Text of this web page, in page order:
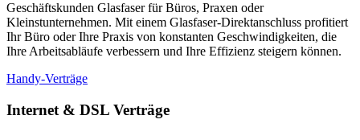
Geschäftskunden Glasfaser für Büros, Praxen oder
Kleinstunternehmen. Mit einem Glasfaser-Direktanschluss profitiert
Ihr Büro oder Ihre Praxis von konstanten Geschwindigkeiten, die
Ihre Arbeitsabläufe verbessern und Ihre Effizienz steigern können.
Handy-Verträge
Internet & DSL Verträge